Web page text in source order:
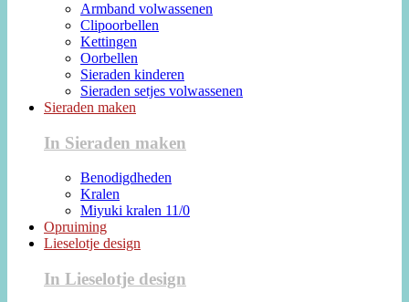
Armband volwassenen
Clipoorbellen
Kettingen
Oorbellen
Sieraden kinderen
Sieraden setjes volwassenen
Sieraden maken
In Sieraden maken
Benodigdheden
Kralen
Miyuki kralen 11/0
Opruiming
Lieselotje design
In Lieselotje design